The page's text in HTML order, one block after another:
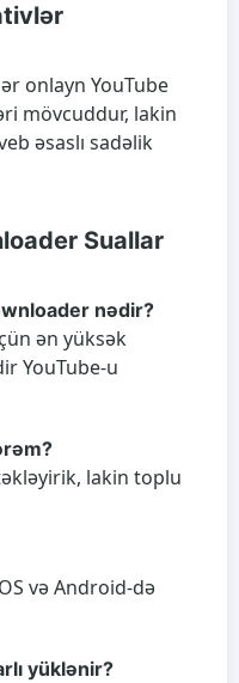
onlayn YouTube
mövcuddur, lakin
əsaslı sadəlik
Suallar
nədir?
ən yüksək
YouTube-u
lakin toplu
və Android-də
yüklənir?